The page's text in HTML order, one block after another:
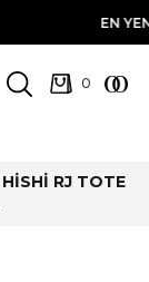
EN YENI
HISHI RJ TOTE